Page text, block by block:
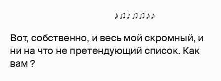
♪♫♪♫♫♪♪
Вот, собственно, и весь мой скромный, и
ни на что не претендующий список. Как
вам ?